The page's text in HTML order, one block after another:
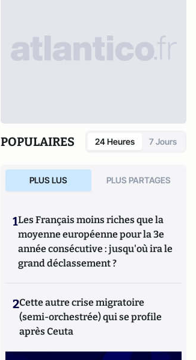
POPULAIRES 24 Heures 7 Jours
PLUS LUS PLUS PARTAGES
1Les Français moins riches que la
moyenne européenne pour la 3e
année consécutive : jusqu'où ira le
grand déclassement ?
2Cette autre crise migratoire
(semi-orchestrée) qui se profile
après Ceuta